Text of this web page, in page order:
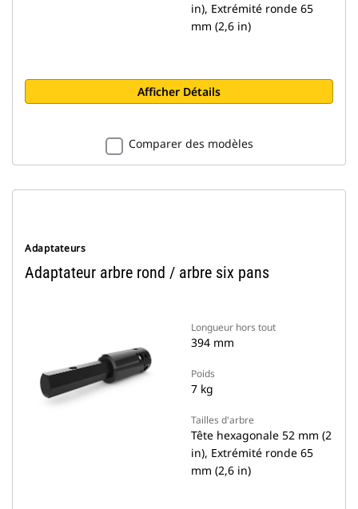
in), Extrémité ronde 65
mm (2,6 in)
Afficher Détails
Comparer des modèles
Adaptateurs
Adaptateur arbre rond / arbre six pans
Longueur hors tout
394 mm
Poids
7 kg
Tailles d'arbre
Tête hexagonale 52 mm (2
in), Extrémité ronde 65
mm (2,6 in)